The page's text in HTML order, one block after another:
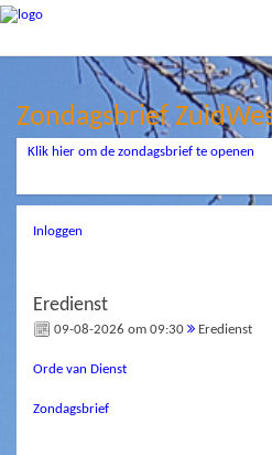
Zondagsbrief
Klik hier om de zondagsbrief te openen
Inloggen
Eredienst
09-08-2026 om 09:30 Eredienst
Orde van Dienst
Zondagsbrief